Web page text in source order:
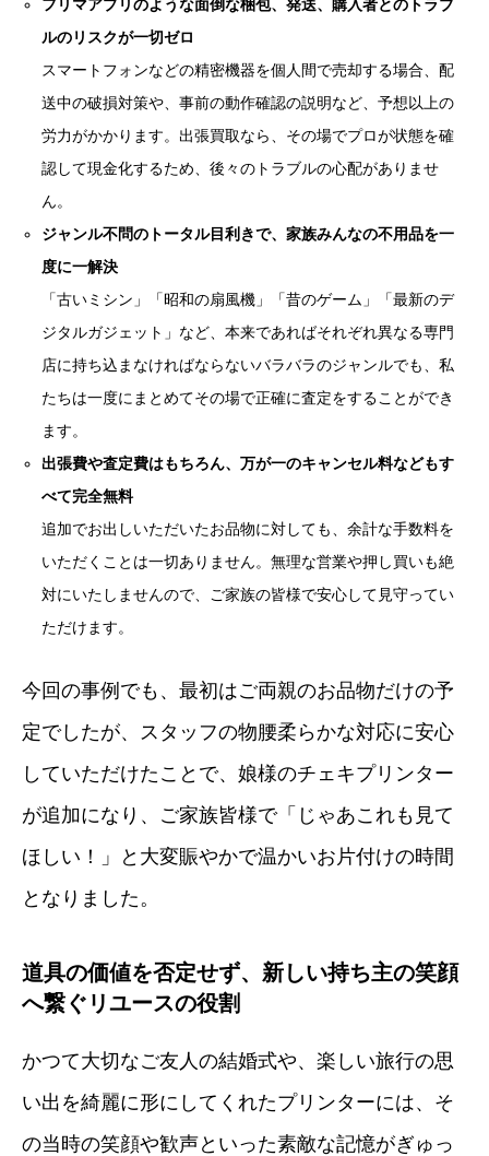
フリマアプリのような面倒な梱包、発送、購入者とのトラブ
ルのリスクが一切ゼロ
スマートフォンなどの精密機器を個人間で売却する場合、配
送中の破損対策や、事前の動作確認の説明など、予想以上の
労力がかかります。出張買取なら、その場でプロが状態を確
認して現金化するため、後々のトラブルの心配がありませ
ん。
ジャンル不問のトータル目利きで、家族みんなの不用品を一
度に一解決
「古いミシン」「昭和の扇風機」「昔のゲーム」「最新のデ
ジタルガジェット」など、本来であればそれぞれ異なる専門
店に持ち込まなければならないバラバラのジャンルでも、私
たちは一度にまとめてその場で正確に査定をすることができ
ます。
出張費や査定費はもちろん、万が一のキャンセル料などもす
べて完全無料
追加でお出しいただいたお品物に対しても、余計な手数料を
いただくことは一切ありません。無理な営業や押し買いも絶
対にいたしませんので、ご家族の皆様で安心して見守ってい
ただけます。
今回の事例でも、最初はご両親のお品物だけの予
定でしたが、スタッフの物腰柔らかな対応に安心
していただけたことで、娘様のチェキプリンター
が追加になり、ご家族皆様で「じゃあこれも見て
ほしい！」と大変賑やかで温かいお片付けの時間
となりました。
道具の価値を否定せず、新しい持ち主の笑顔
へ繋ぐリユースの役割
かつて大切なご友人の結婚式や、楽しい旅行の思
い出を綺麗に形にしてくれたプリンターには、そ
の当時の笑顔や歓声といった素敵な記憶がぎゅっ